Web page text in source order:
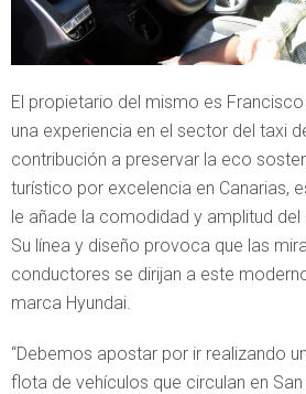
El propietario del mismo es
una experiencia en el sector del taxi
contribución a preservar la eco
turístico por excelencia en Canarias,
le añade la comodidad y amplitud del
Su línea y diseño provoca que las
conductores se dirijan a este
marca Hyundai.
“Debemos apostar por ir realizando
flota de vehículos que circulan en